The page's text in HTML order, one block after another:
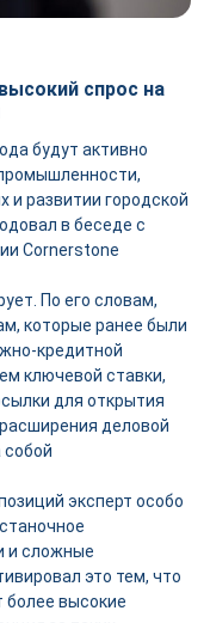
спрос на
будут активно
и развитии городской
в беседе с
Cornerstone
По его словам,
которые ранее были
кредитной
ключевой ставки,
для открытия
деловой
собой
эксперт особо
и сложные
это тем, что
более высокие